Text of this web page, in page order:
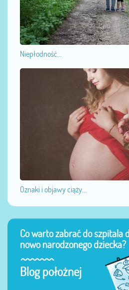
Niepłodność...
Oznaki i objawy ciąży...
Co warto zabrać do szpitala
nowo narodzonego dziecka?
Blog położnej